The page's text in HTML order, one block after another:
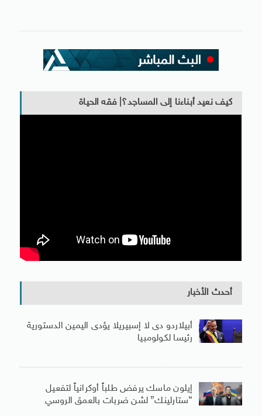
كيف نعيد أبناءنا إلى المساجد؟| فقه الحياة
أحدث الأخبار
أبيلاردو دى لا إسبيريلا يؤدى اليمين الدستورية
رئيسا لكولومبيا
إيلون ماسك يرفض طلباً أوكرانياً لتفعيل
“ستارلينك” لشن ضربات بالعمق الروسي